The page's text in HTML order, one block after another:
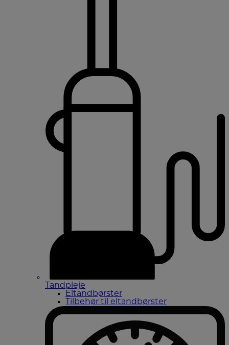
Tandpleje
Eltandbørster
Tilbehør til eltandbørster